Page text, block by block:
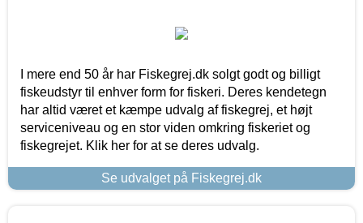
I mere end 50 år har Fiskegrej.dk solgt godt og billigt
fiskeudstyr til enhver form for fiskeri. Deres kendetegn
har altid været et kæmpe udvalg af fiskegrej, et højt
serviceniveau og en stor viden omkring fiskeriet og
fiskegrejet. Klik her for at se deres udvalg.
Se udvalget på Fiskegrej.dk